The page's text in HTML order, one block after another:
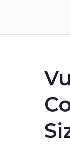
konten